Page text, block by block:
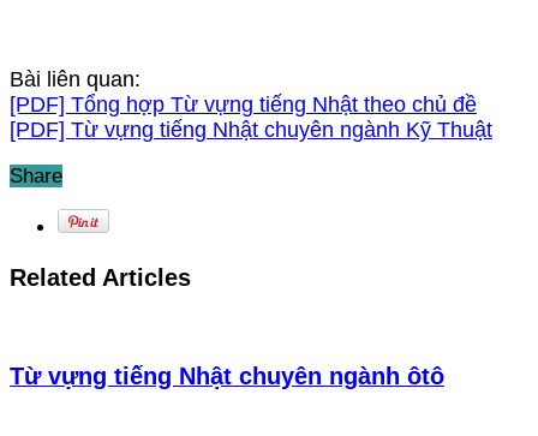
Bài liên quan:
[PDF] Tổng hợp Từ vựng tiếng Nhật theo chủ đề
[PDF] Từ vựng tiếng Nhật chuyên ngành Kỹ Thuật
Share
Related Articles
Từ vựng tiếng Nhật chuyên ngành ôtô